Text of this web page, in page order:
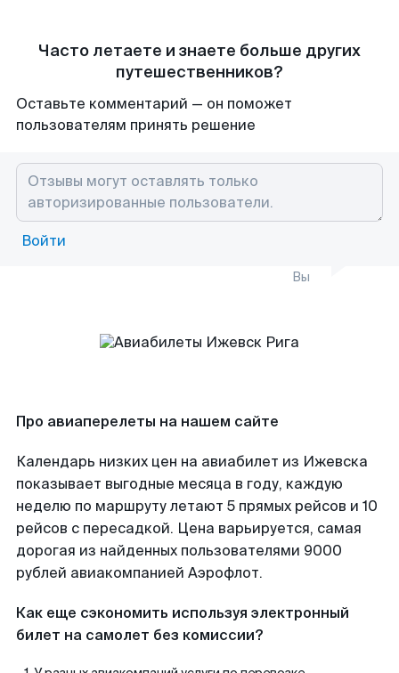
Часто летаете и знаете больше других
путешественников?
Оставьте комментарий — он поможет
пользователям принять решение
Войти
Вы
Про авиаперелеты на нашем сайте
Календарь низких цен на авиабилет из Ижевска
показывает выгодные месяца в году, каждую
неделю по маршруту летают 5 прямых рейсов и 10
рейсов с пересадкой. Цена варьируется, самая
дорогая из найденных пользователями 9000
рублей авиакомпанией Аэрофлот.
Как еще сэкономить используя электронный
билет на самолет без комиссии?